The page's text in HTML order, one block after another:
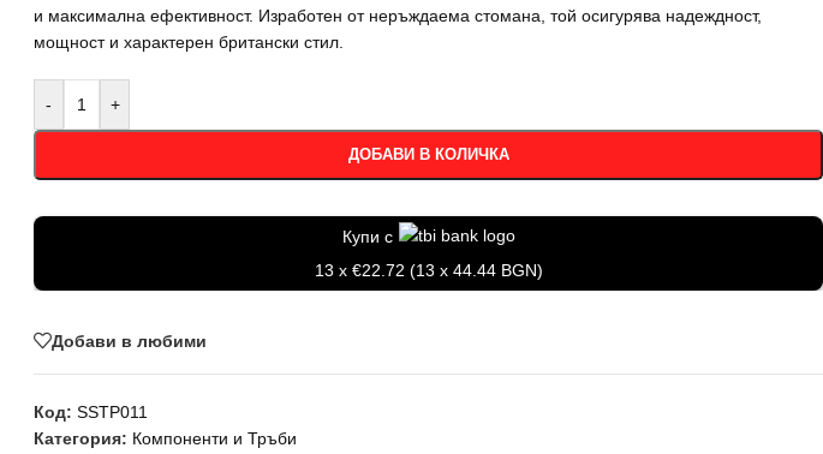
и максимална ефективност. Изработен от неръждаема стомана, той осигурява надеждност,
мощност и характерен британски стил.
- +
ДОБАВИ В КОЛИЧКА
Купи с
13 x €22.72 (13 x 44.44 BGN)
Добави в любими
Код: SSTP011
Категория: Компоненти и Тръби